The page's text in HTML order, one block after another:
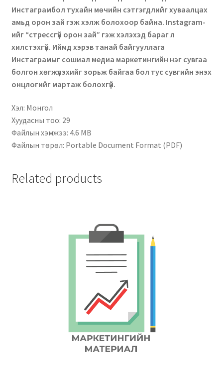
Инстаграмбол тухайн мөчийн сэтгэгдлийг хуваалцах
амьд орон зай гэж хэлж болохоор байна. Instagram-
ийг “стрессгүй орон зай” гэж хэлэхэд бараг л
хилстэхгүй. Иймд хэрэв танай байгууллага
Инстаграмыг сошиал медиа маркетингийн нэг сувгаа
болгон хөгжүүлэхийг зорьж байгаа бол тус сувгийн энэхүү
онцлогийг мартаж болохгүй.
Хэл: Монгол
Хуудасны тоо: 29
Файлын хэмжээ: 4.6 MB
Файлын төрөл: Portable Document Format (PDF)
Related products